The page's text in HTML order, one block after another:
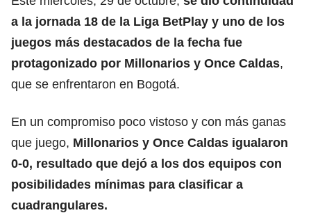
a la jornada 18 de la Liga BetPlay y uno de los
juegos más destacados de la fecha fue
protagonizado por Millonarios y Once Caldas,
que se enfrentaron en Bogotá.
En un compromiso poco vistoso y con más ganas
que juego, Millonarios y Once Caldas igualaron
0-0, resultado que dejó a los dos equipos con
posibilidades mínimas para clasificar a
cuadrangulares.